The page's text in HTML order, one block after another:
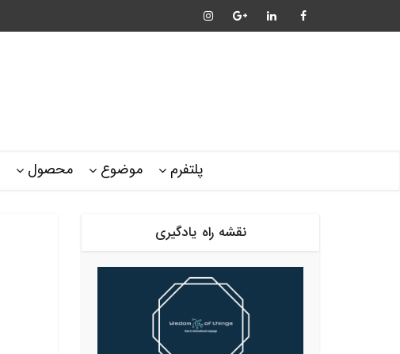
پلتفرم موضوع محصول
نقشه راه یادگیری